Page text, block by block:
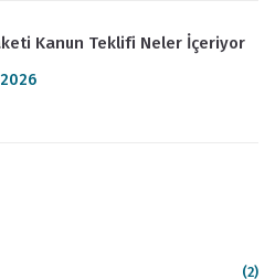
Kanun Teklifi Neler İçeriyor
(2)